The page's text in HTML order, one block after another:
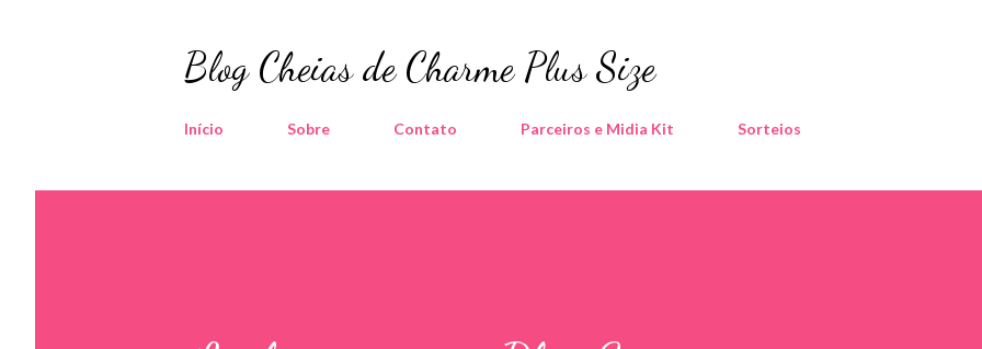
Blog Cheias de Charme Plus Size
Início Sobre Contato Parceiros e Midia Kit Sorteios